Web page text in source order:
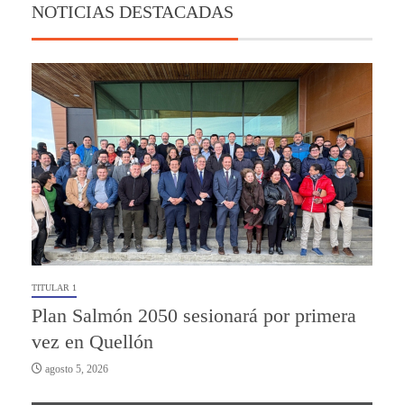
NOTICIAS DESTACADAS
TITULAR 1
Plan Salmón 2050 sesionará por primera
vez en Quellón
agosto 5, 2026